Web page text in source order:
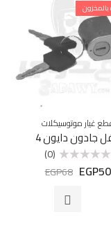
غيار موتوسيكلات
جادون دايون 4
التقييم
(0)
EGP50
EGP68